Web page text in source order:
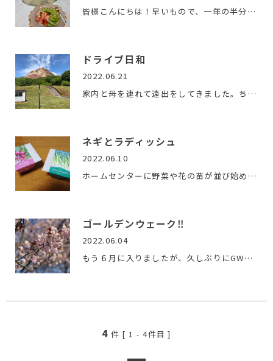
皆様こんにちは！早いもので、一年の半分が過ぎようとしていま…
ドライブ日和
2022.06.21
家内と母を連れて遠出をしてきました。ちょっと寄り道して昭和…
ネギとラディッシュ
2022.06.10
ホームセンターに野菜や花の苗が並び始めると、自分でも何か作…
ゴールデンウェーク‼
2022.06.04
もう６月に入りましたが、久しぶりにGWはドライブに出かけまし…
4 件 [1 -4件目 ]